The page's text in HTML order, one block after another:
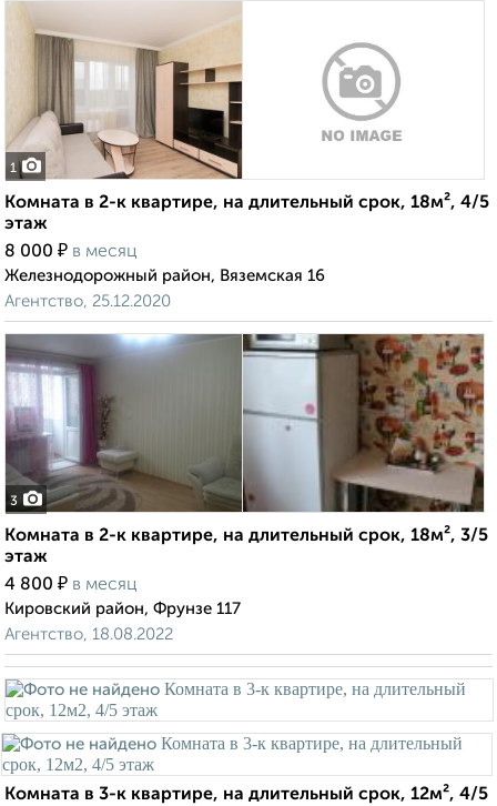
1
Комната в 2-к квартире, на длительный срок, 18м², 4/5
этаж
8 000 ₽ в месяц
Железнодорожный район, Вяземская 16
Агентство, 25.12.2020
3
Комната в 2-к квартире, на длительный срок, 18м², 3/5
этаж
4 800 ₽ в месяц
Кировский район, Фрунзе 117
Агентство, 18.08.2022
Комната в 3-к квартире, на длительный срок, 12м², 4/5